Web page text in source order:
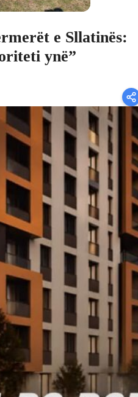
e Sllatinës:
ynë”